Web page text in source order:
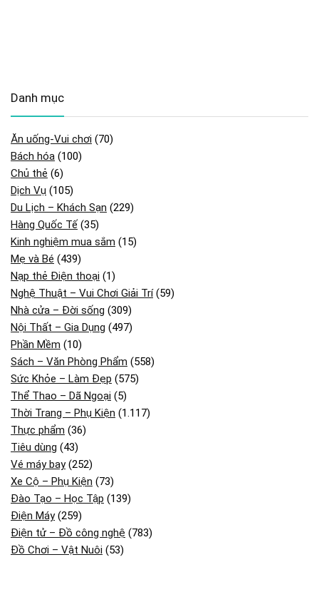
Danh mục
Ăn uống-Vui chơi (70)
Bách hóa (100)
Chủ thẻ (6)
Dịch Vụ (105)
Du Lịch – Khách Sạn (229)
Hàng Quốc Tế (35)
Kinh nghiệm mua sắm (15)
Mẹ và Bé (439)
Nạp thẻ Điện thoại (1)
Nghệ Thuật – Vui Chơi Giải Trí(59)
Nhà cửa – Đời sống (309)
Nội Thất – Gia Dụng (497)
Phần Mềm (10)
Sách – Văn Phòng Phẩm (558)
Sức Khỏe – Làm Đẹp (575)
Thể Thao – Dã Ngoại (5)
Thời Trang – Phụ Kiện (1.117)
Thực phẩm (36)
Tiêu dùng (43)
Vé máy bay(252)
Xe Cộ – Phụ Kiện (73)
Đào Tạo – Học Tập (139)
Điện Máy(259)
Điện tử – Đồ công nghệ (783)
Đồ Chơi – Vật Nuôi (53)